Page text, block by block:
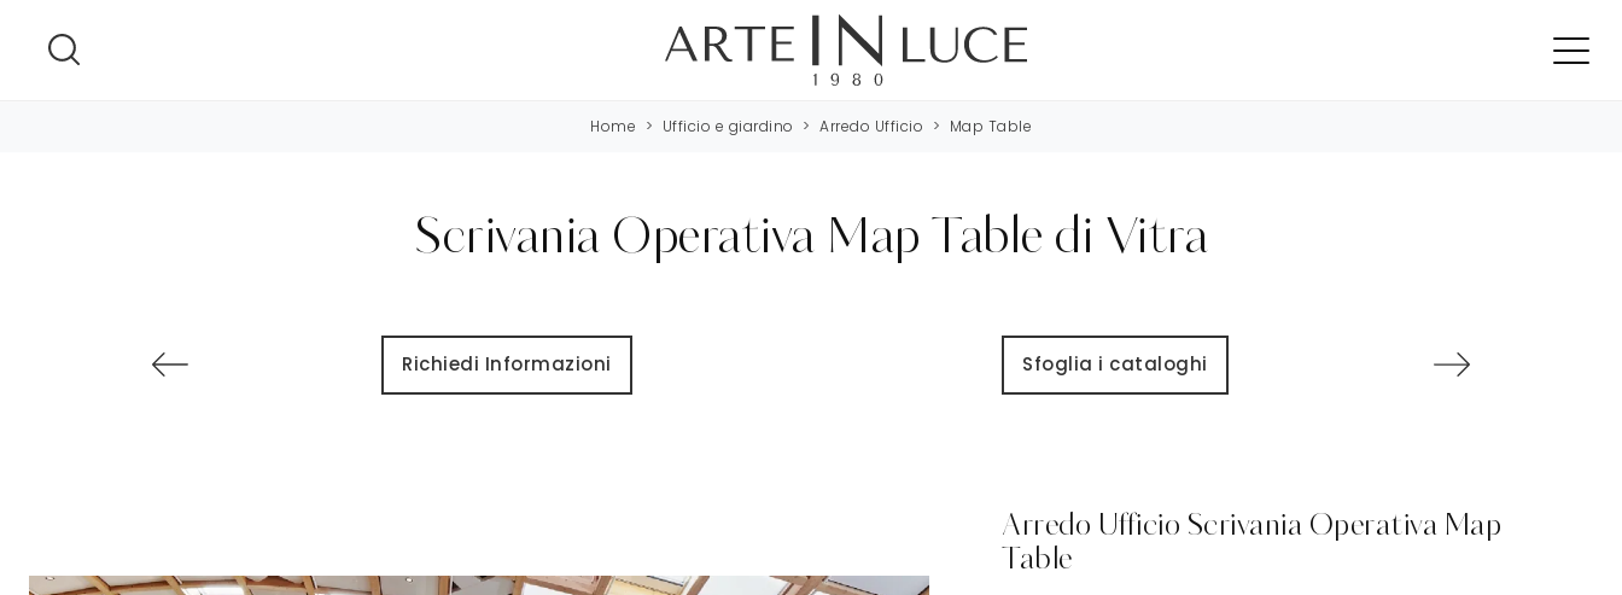
Home > Ufficio e giardino > Arredo Ufficio > Map Table
Scrivania Operativa Map Table di Vitra
Richiedi Informazioni Sfoglia i cataloghi
Arredo Ufficio Scrivania Operativa Map
Table